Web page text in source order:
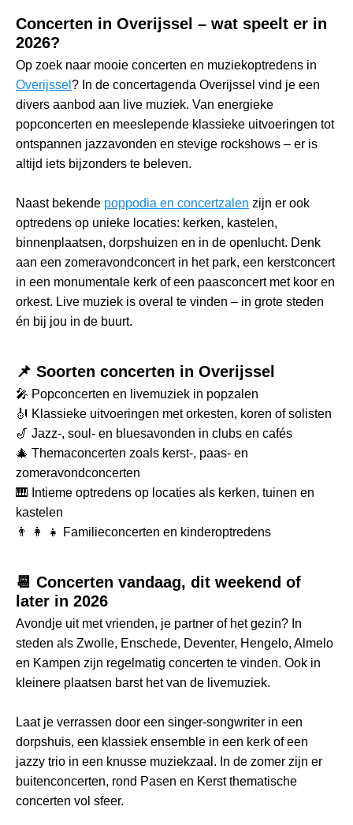
Concerten in Overijssel – wat speelt er in
2026?
Op zoek naar mooie concerten en muziekoptredens in
Overijssel ? In de concertagenda Overijssel vind je een
divers aanbod aan live muziek. Van energieke
popconcerten en meeslepende klassieke uitvoeringen tot
ontspannen jazzavonden en stevige rockshows – er is
altijd iets bijzonders te beleven.
Naast bekende poppodia en concertzalen zijn er ook
optredens op unieke locaties: kerken, kastelen,
binnenplaatsen, dorpshuizen en in de openlucht. Denk
aan een zomeravondconcert in het park, een kerstconcert
in een monumentale kerk of een paasconcert met koor en
orkest. Live muziek is overal te vinden – in grote steden
én bij jou in de buurt.
📌 Soorten concerten in Overijssel
🎤 Popconcerten en livemuziek in popzalen
🎻 Klassieke uitvoeringen met orkesten, koren of solisten
🎷 Jazz-, soul- en bluesavonden in clubs en cafés
🎄 Themaconcerten zoals kerst-, paas- en
zomeravondconcerten
🎹 Intieme optredens op locaties als kerken, tuinen en
kastelen
👨 👩 👧 Familieconcerten en kinderoptredens
📆 Concerten vandaag, dit weekend of
later in 2026
Avondje uit met vrienden, je partner of het gezin? In
steden als Zwolle, Enschede, Deventer, Hengelo, Almelo
en Kampen zijn regelmatig concerten te vinden. Ook in
kleinere plaatsen barst het van de livemuziek.
Laat je verrassen door een singer-songwriter in een
dorpshuis, een klassiek ensemble in een kerk of een
jazzy trio in een knusse muziekzaal. In de zomer zijn er
buitenconcerten, rond Pasen en Kerst thematische
concerten vol sfeer.